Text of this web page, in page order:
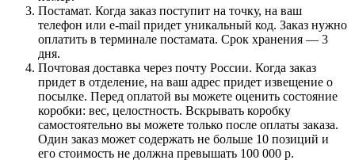
Постамат. Когда заказ поступит на точку, на ваш
телефон или e-mail придет уникальный код. Заказ нужно
оплатить в терминале постамата. Срок хранения — 3
дня.
Почтовая доставка через почту России. Когда заказ
придет в отделение, на ваш адрес придет извещение о
посылке. Перед оплатой вы можете оценить состояние
коробки: вес, целостность. Вскрывать коробку
самостоятельно вы можете только после оплаты заказа.
Один заказ может содержать не больше 10 позиций и
его стоимость не должна превышать 100 000 р.